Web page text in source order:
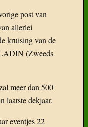
post van
allerlei
kruising van de
(Zweeds
meer dan 500
laatste dekjaar.
eventjes 22